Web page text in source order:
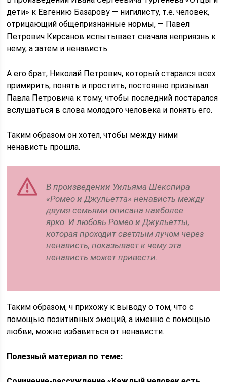
дети» к Евгению Базарову — нигилисту, т.е. человек,
отрицающий общепризнанные нормы, — Павел
Петрович Кирсанов испытывает сначала неприязнь к
нему, а затем и ненависть.
А его брат, Николай Петрович, который старался всех
примирить, понять и простить, постоянно призывал
Павла Петровича к тому, чтобы последний постарался
вслушаться в слова молодого человека и понять его.
Таким образом он хотел, чтобы между ними
ненависть прошла.
В произведении Уильяма Шекспира
«Ромео и Джульетта» ненависть между
двумя семьями описана наиболее
ярко. И любовь Ромео и Джульетты,
которая проходит светлым лучом через
ненависть, показывает к чему эта
ненависть может привести.
Таким образом, ч прихожу к выводу о том, что с
помощью позитивных эмоций, а именно с помощью
любви, можно избавиться от ненависти.
Полезный материал по теме: